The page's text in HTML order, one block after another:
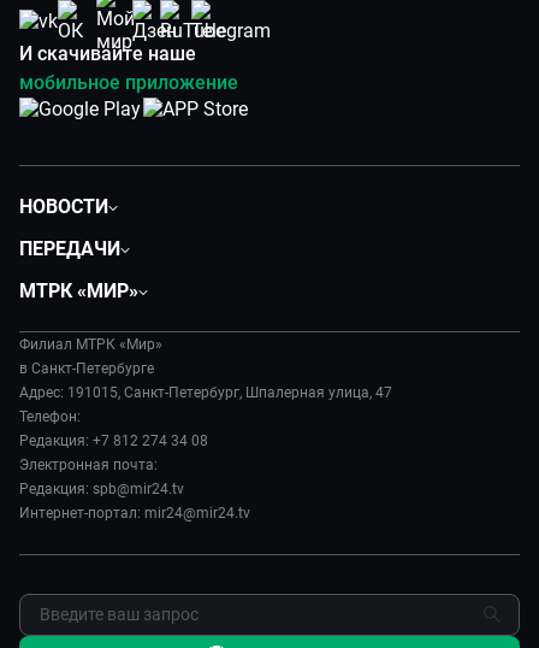
И скачивайте наше
мобильное приложение
НОВОСТИ
Происшествия
Экономика
Культура
ПЕРЕДАЧИ
Игра в кино
Исторический детектив
Миллион за 5 минут
МИР. Мнение
Мировое соглашение
Пять причин поехать в...
МТРК «МИР»
История
Руководство
Новости компании
Пресса о нас
Карьера
Реклама
Обратная связь
Филиал МТРК «Мир»
в Санкт-Петербурге
Адрес: 191015, Санкт-Петербург, Шпалерная улица, 47
Телефон:
Редакция: +7 812 274 34 08
Электронная почта:
Редакция: spb@mir24.tv
Интернет-портал: mir24@mir24.tv